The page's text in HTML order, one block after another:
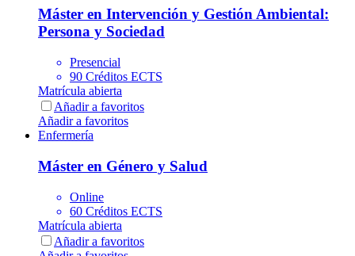
Máster en Intervención y Gestión Ambiental:
Persona y Sociedad
Presencial
90 Créditos ECTS
Matrícula abierta
Añadir a favoritos
Añadir a favoritos
Enfermería
Máster en Género y Salud
Online
60 Créditos ECTS
Matrícula abierta
Añadir a favoritos